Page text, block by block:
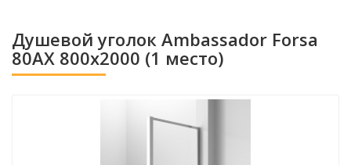
Душевой уголок Ambassador Forsa
80AX 800x2000 (1 место)